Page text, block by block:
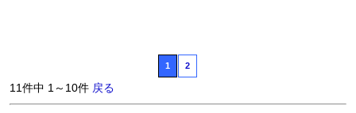
1 2
11件中 1～10件 戻る